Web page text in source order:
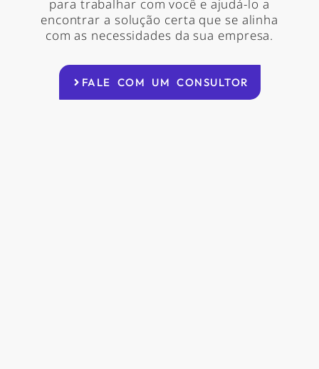
para trabalhar com você e ajudá-lo a
encontrar a solução certa que se alinha
com as necessidades da sua empresa.
FALE COM UM CONSULTOR